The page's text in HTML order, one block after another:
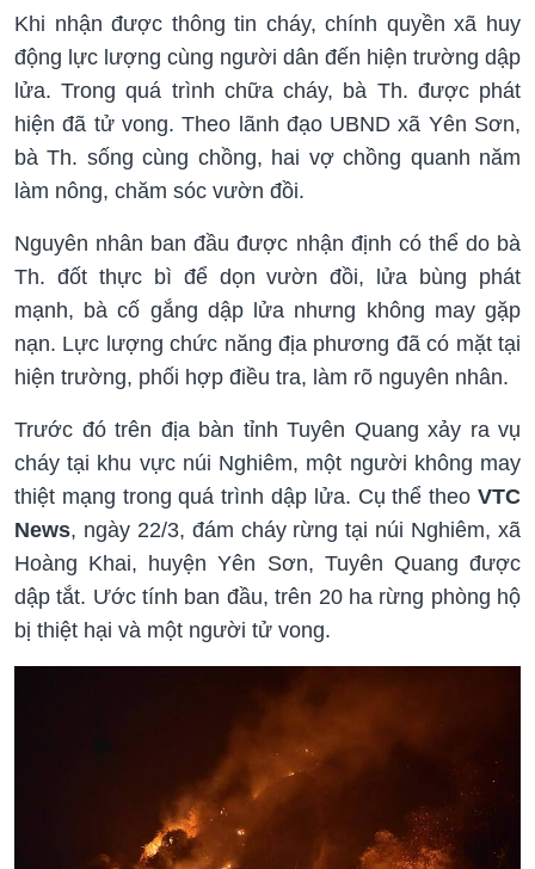
Khi nhận được thông tin cháy, chính quyền xã huy
động lực lượng cùng người dân đến hiện trường dập
lửa. Trong quá trình chữa cháy, bà Th. được phát
hiện đã tử vong. Theo lãnh đạo UBND xã Yên Sơn,
bà Th. sống cùng chồng, hai vợ chồng quanh năm
làm nông, chăm sóc vườn đồi.
Nguyên nhân ban đầu được nhận định có thể do bà
Th. đốt thực bì để dọn vườn đồi, lửa bùng phát
mạnh, bà cố gắng dập lửa nhưng không may gặp
nạn. Lực lượng chức năng địa phương đã có mặt tại
hiện trường, phối hợp điều tra, làm rõ nguyên nhân.
Trước đó trên địa bàn tỉnh Tuyên Quang xảy ra vụ
cháy tại khu vực núi Nghiêm, một người không may
thiệt mạng trong quá trình dập lửa. Cụ thể theo VTC
News, ngày 22/3, đám cháy rừng tại núi Nghiêm, xã
Hoàng Khai, huyện Yên Sơn, Tuyên Quang được
dập tắt. Ước tính ban đầu, trên 20 ha rừng phòng hộ
bị thiệt hại và một người tử vong.